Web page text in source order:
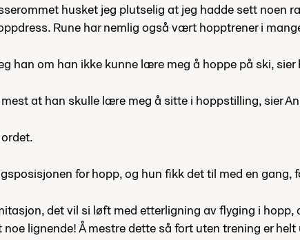
husket jeg plutselig at jeg hadde sett noen
Rune har nemlig også vært hopptrener i
han om han ikke kunne lære meg å hoppe på ski, sier
at han skulle lære meg å sitte i hoppstilling, sier
for hopp, og hun fikk det til med en gang,
det vil si løft med etterligning av flyging i
lignende! Å mestre dette så fort uten trening er helt